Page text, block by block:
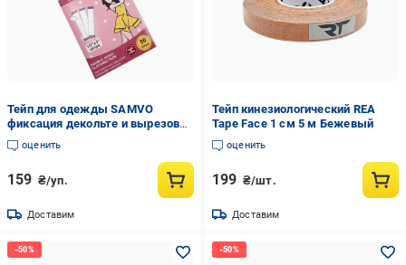
Тейп для одежды SAMVO
фиксация декольте и вырезов
50 шт. (R9421)
оценить
159 ₴/уп.
Доставим
Тейп кинезиологический REA
Tape Face 1 см 5 м Бежевый
оценить
199 ₴/шт.
Доставим